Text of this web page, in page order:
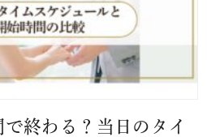
終わる？当日のタイ